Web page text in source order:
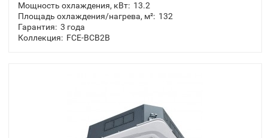
Мощность охлаждения, кВт: 13.2
Площадь охлаждения/нагрева, м²: 132
Гарантия: 3 года
Коллекция: FCE-BCB2B